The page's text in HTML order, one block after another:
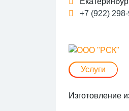
+7 (922)
Услуги
Изготовление